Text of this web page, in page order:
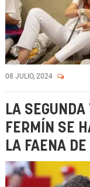
08 JULIO, 2024
LA
FERMÍN SE
LA FAENA